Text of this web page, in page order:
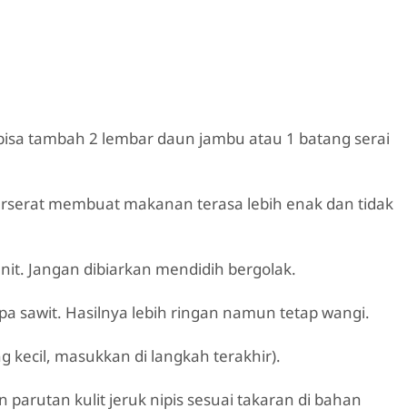
tambah 2 lembar daun jambu atau 1 batang serai
membuat makanan terasa lebih enak dan tidak
Jangan dibiarkan mendidih bergolak.
sawit. Hasilnya lebih ringan namun tetap wangi.
kecil, masukkan di langkah terakhir).
kulit jeruk nipis sesuai takaran di bahan